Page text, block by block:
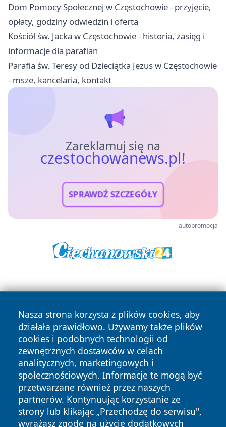
Dom Pomocy Społecznej w Częstochowie - przyjęcie,
opłaty, godziny odwiedzin i oferta
Kościół św. Jacka w Częstochowie - historia, zasięg i
informacje dla parafian
Parafia św. Teresy od Dzieciątka Jezus w Częstochowie
- msze, kancelaria, kontakt
Zareklamuj się na
czestochowanews.pl!
SPRAWDŹ SZCZEGÓŁY
autopromocja
Nasza strona korzysta z plików cookies, aby
działała prawidłowo. Używamy także plików
cookies i podobnych technologii od
zewnętrznych dostawców w celach
analitycznych, marketingowych i
społecznościowych. Informacje te mogą być
przetwarzane również przez naszych
partnerów. Kontynuując korzystanie ze
strony lub klikając „Przechodzę do serwisu",
wyrażasz zgodę na użycie dodatkowych
Copyright © 2026 czestochowanews.pl Wszystkie prawa
zastrzeżone.
News Autorzy
Polityka
Prywatności
Polityka
Cookies
cześć